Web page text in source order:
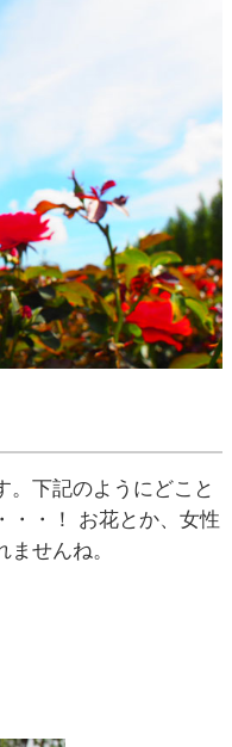
。下記のようにどこと
・・！ お花とか、女性
せんね。